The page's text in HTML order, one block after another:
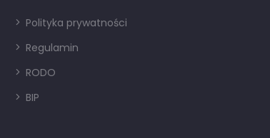
Polityka prywatności
Regulamin
RODO
BIP